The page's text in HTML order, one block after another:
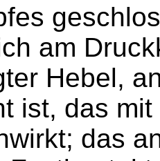
am
Hebel,
ist, das
das